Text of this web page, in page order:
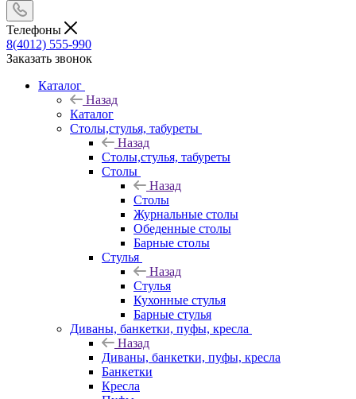
Телефоны
8(4012) 555-990
Заказать звонок
Каталог
Назад
Каталог
Столы,стулья, табуреты
Назад
Столы,стулья, табуреты
Столы
Назад
Столы
Журнальные столы
Обеденные столы
Барные столы
Стулья
Назад
Стулья
Кухонные стулья
Барные стулья
Диваны, банкетки, пуфы, кресла
Назад
Диваны, банкетки, пуфы, кресла
Банкетки
Кресла